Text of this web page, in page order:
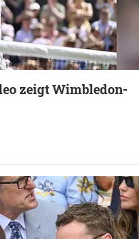
zeigt Wimbledon-